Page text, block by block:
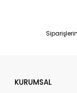
KURUMSAL